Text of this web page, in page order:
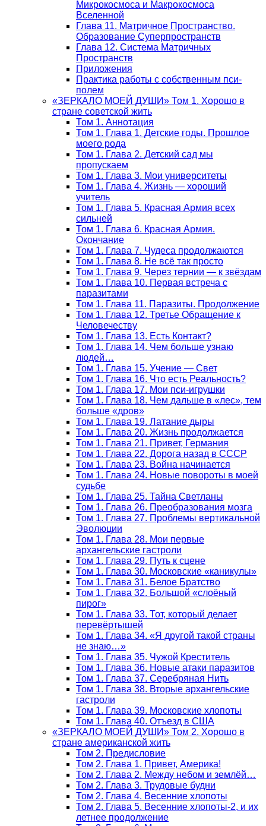
Микрокосмоса и Макрокосмоса
Вселенной
Глава 11. Матричное Пространство.
Образование Суперпространств
Глава 12. Система Матричных
Пространств
Приложения
Практика работы с собственным пси-
полем
«ЗЕРКАЛО МОЕЙ ДУШИ» Том 1. Хорошо в
стране советской жить
Том 1. Аннотация
Том 1. Глава 1. Детские годы. Прошлое
моего рода
Том 1. Глава 2. Детский сад мы
пропускаем
Том 1. Глава 3. Мои университеты
Том 1. Глава 4. Жизнь — хороший
учитель
Том 1. Глава 5. Красная Армия всех
сильней
Том 1. Глава 6. Красная Армия.
Окончание
Том 1. Глава 7. Чудеса продолжаются
Том 1. Глава 8. Не всё так просто
Том 1. Глава 9. Через тернии — к звёздам
Том 1. Глава 10. Первая встреча с
паразитами
Том 1. Глава 11. Паразиты. Продолжение
Том 1. Глава 12. Третье Обращение к
Человечеству
Том 1. Глава 13. Есть Контакт?
Том 1. Глава 14. Чем больше узнаю
людей…
Том 1. Глава 15. Учение — Свет
Том 1. Глава 16. Что есть Реальность?
Том 1. Глава 17. Мои пси-игрушки
Том 1. Глава 18. Чем дальше в «лес», тем
больше «дров»
Том 1. Глава 19. Латание дыры
Том 1. Глава 20. Жизнь продолжается
Том 1. Глава 21. Привет, Германия
Том 1. Глава 22. Дорога назад в СССР
Том 1. Глава 23. Война начинается
Том 1. Глава 24. Новые повороты в моей
судьбе
Том 1. Глава 25. Тайна Светланы
Том 1. Глава 26. Преобразования мозга
Том 1. Глава 27. Проблемы вертикальной
Эволюции
Том 1. Глава 28. Мои первые
архангельские гастроли
Том 1. Глава 29. Путь к сцене
Том 1. Глава 30. Московские «каникулы»
Том 1. Глава 31. Белое Братство
Том 1. Глава 32. Большой «слоёный
пирог»
Том 1. Глава 33. Тот, который делает
перевёртышей
Том 1. Глава 34. «Я другой такой страны
не знаю…»
Том 1. Глава 35. Чужой Креститель
Том 1. Глава 36. Новые атаки паразитов
Том 1. Глава 37. Серебряная Нить
Том 1. Глава 38. Вторые архангельские
гастроли
Том 1. Глава 39. Московские хлопоты
Том 1. Глава 40. Отъезд в США
«ЗЕРКАЛО МОЕЙ ДУШИ» Том 2. Хорошо в
стране американской жить
Том 2. Предисловие
Том 2. Глава 1. Привет, Америка!
Том 2. Глава 2. Между небом и землёй…
Том 2. Глава 3. Трудовые будни
Том 2. Глава 4. Весенние хлопоты
Том 2. Глава 5. Весенние хлопоты-2, и их
летнее продолжение